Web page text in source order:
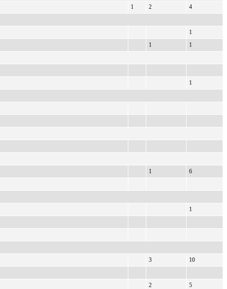
1 2
4
1
1
1
1
1
6
1
3
10
2
5